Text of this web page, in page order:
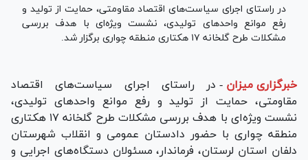
در راستای اجرای سیاست‌های اقتصاد مقاومتی، حمایت از تولید و
رفع موانع واحد‌های تولیدی، نشست ویژه‌ای با هدف بررسی
مشکلات طرح گلخانه ۱۷ هکتاری منطقه چواری برگزار شد.
خبرگزاری میزان - در راستای اجرای سیاست‌های اقتصاد
مقاومتی، حمایت از تولید و رفع موانع واحد‌های تولیدی،
نشست ویژه‌ای با هدف بررسی مشکلات طرح گلخانه ۱۷ هکتاری
منطقه چواری با حضور دادستان عمومی و انقلاب شهرستان
دلفان استان لرستان، فرماندار، مسئولان دستگاه‌های اجرایی و